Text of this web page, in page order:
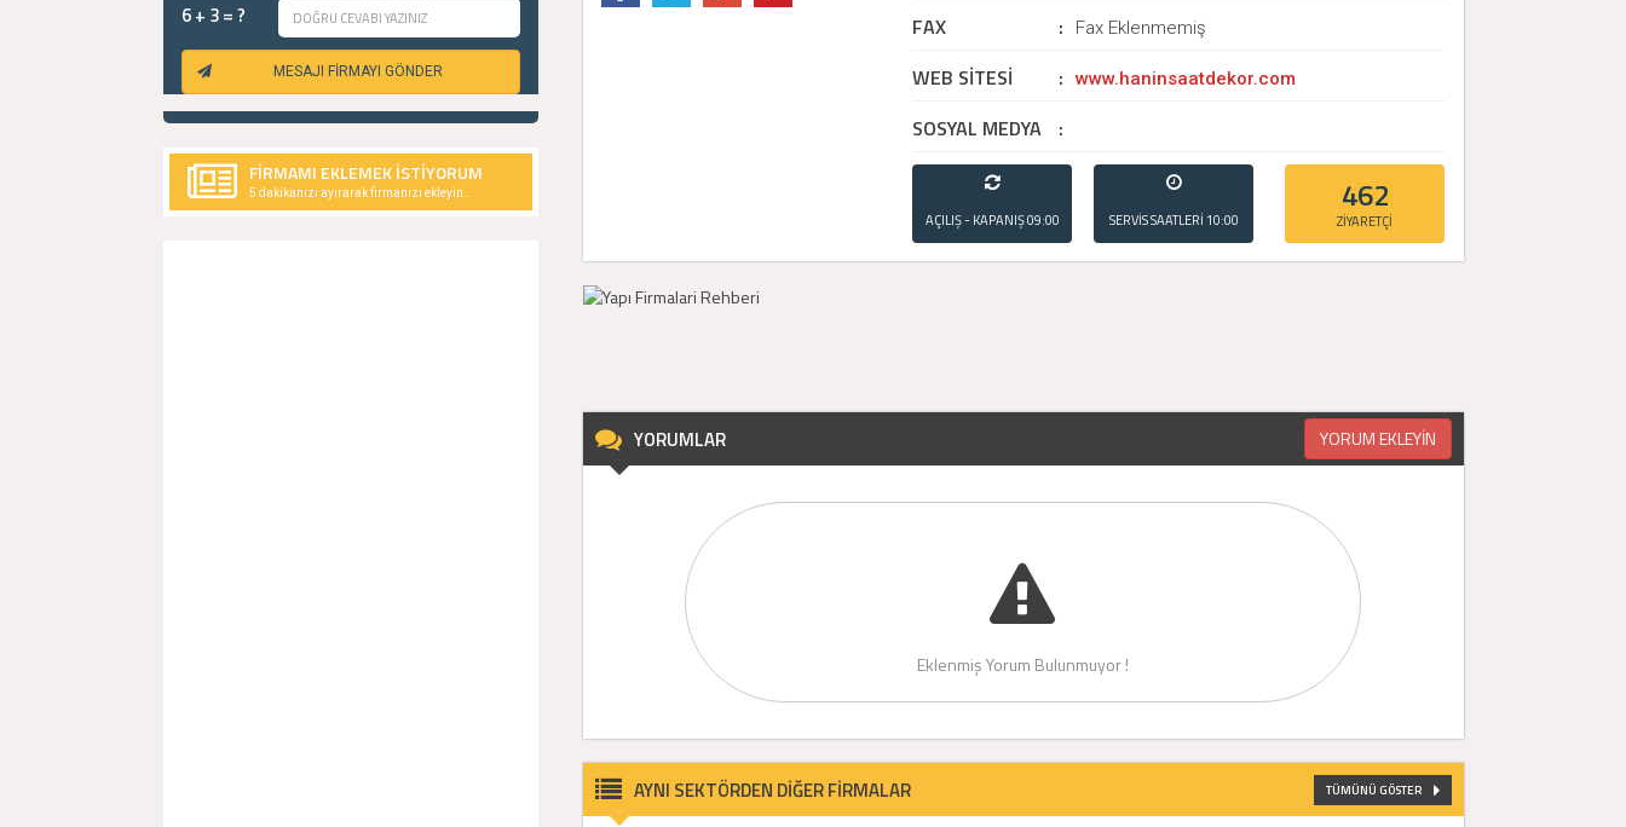
6 + 3 = ?
MESAJI FİRMAYI GÖNDER
FİRMAMI EKLEMEK İSTİYORUM
5 dakikanızı ayırarak firmanızı ekleyin..
FAX : Fax Eklenmemiş
WEB SİTESİ : www.haninsaatdekor.com
SOSYAL MEDYA :
AÇILIŞ - KAPANIŞ09:00
- 21:00
SERVİS SAATLERİ 10:00
- 20:00
462
ZİYARETÇİ
YORUMLAR YORUM EKLEYİN
Eklenmiş Yorum Bulunmuyor !
AYNI SEKTÖRDEN DİĞER FİRMALAR TÜMÜNÜ GÖSTER